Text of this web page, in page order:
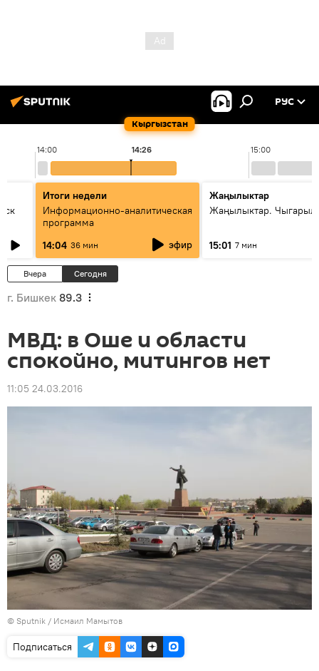
Кыргызстан
РУС
14:00 15:00
14:26
Итоги недели
Информационно-аналитическая
программа
14:04 36 мин эфир
Жаңылыктар
Жаңылыктар.
15:01 7 мин
Вчера Сегодня
г. Бишкек 89.3
МВД: в Оше и области
спокойно, митингов нет
11:05 24.03.2016
© Sputnik / Исмаил Мамытов
Подписаться